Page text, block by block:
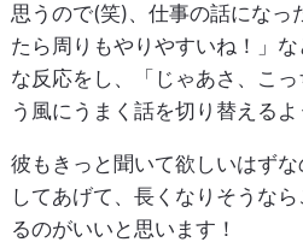
思うので(笑)、仕事の話になっ
たら周りもやりやすいね！」
な反応をし、「じゃあさ、こ
う風にうまく話を切り替えるよ
彼もきっと聞いて欲しいはず
してあげて、長くなりそうな
るのがいいと思います！